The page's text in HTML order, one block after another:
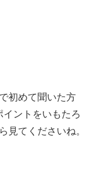
初めて聞いた方
ントをいもたろ
見てくださいね。